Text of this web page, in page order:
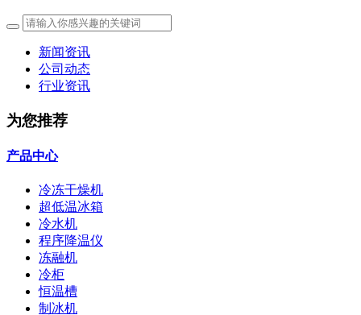
新闻资讯
公司动态
行业资讯
为您推荐
产品中心
冷冻干燥机
超低温冰箱
冷水机
程序降温仪
冻融机
冷柜
恒温槽
制冰机